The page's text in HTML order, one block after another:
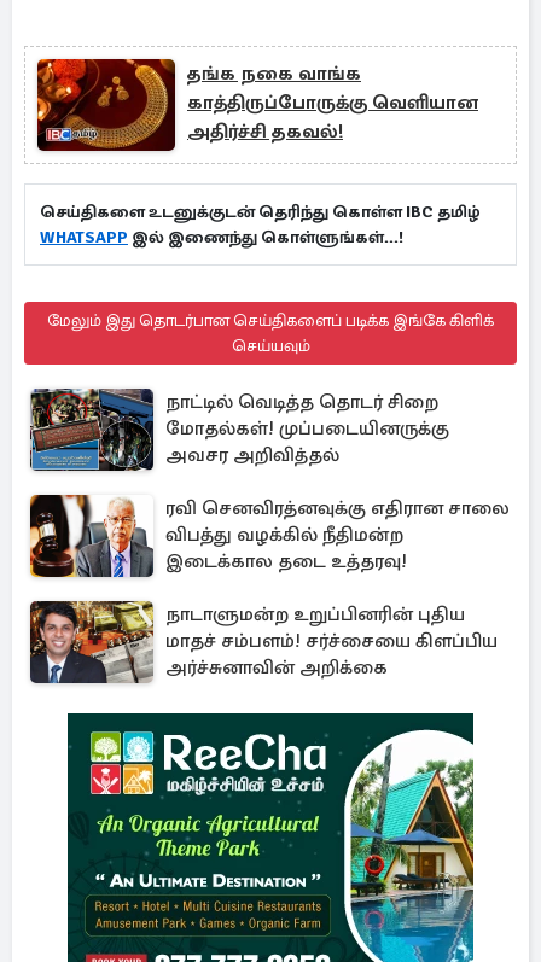
தங்க நகை வாங்க
காத்திருப்போருக்கு வெளியான
அதிர்ச்சி தகவல்!
செய்திகளை உடனுக்குடன் தெரிந்து கொள்ள IBC தமிழ்
WHATSAPP இல் இணைந்து கொள்ளுங்கள்...!
மேலும் இது தொடர்பான செய்திகளைப் படிக்க இங்கே கிளிக்
செய்யவும்
நாட்டில் வெடித்த தொடர் சிறை
மோதல்கள்! முப்படையினருக்கு
அவசர அறிவித்தல்
ரவி செனவிரத்னவுக்கு எதிரான சாலை
விபத்து வழக்கில் நீதிமன்ற
இடைக்கால தடை உத்தரவு!
நாடாளுமன்ற உறுப்பினரின் புதிய
மாதச் சம்பளம்! சர்ச்சையை கிளப்பிய
அர்ச்சுனாவின் அறிக்கை